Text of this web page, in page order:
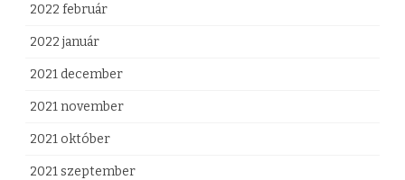
2022 február
2022 január
2021 december
2021 november
2021 október
2021 szeptember